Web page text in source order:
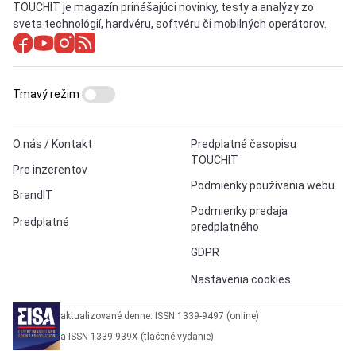
TOUCHIT je magazín prinášajúci novinky, testy a analýzy zo
sveta technológií, hardvéru, softvéru či mobilných operátorov.
O nás / Kontakt
Pre inzerentov
BrandIT
Predplatné
Predplatné časopisu
TOUCHIT
Podmienky používania webu
Podmienky predaja
predplatného
GDPR
Nastavenia cookies
Tmavý režim
aktualizované denne: ISSN 1339-9497 (online)
a ISSN 1339-939X (tlačené vydanie)